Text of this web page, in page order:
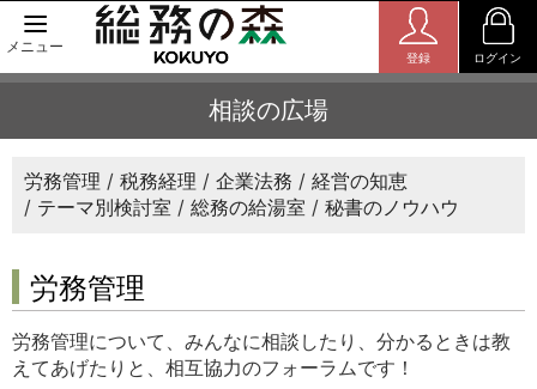
メニュー
登録 ログイン
相談の広場
労務管理 税務経理 企業法務
経営の知恵
テーマ別検討室
総務の給湯室 秘書のノウハウ
労務管理
労務管理について、みんなに相談したり、分かるときは教
えてあげたりと、相互協力のフォーラムです！